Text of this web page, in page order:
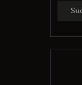
nach: